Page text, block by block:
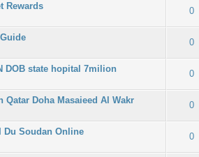
Rewards 0
0
DOB state hopital 7milion 0
Qatar Doha Masaieed Al Wakr 0
Du Soudan Online 0